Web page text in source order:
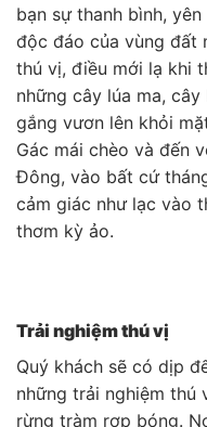
bạn sự thanh bình,
độc đáo của vùng đất
thú vị, điều mới lạ khi
những cây lúa ma,
gắng vươn lên khỏi
Gác mái chèo và đến
Đông, vào bất cứ
cảm giác như lạc vào
thơm kỳ ảo.
Trải nghiệm thú vị
Quý khách sẽ có dịp
những trải nghiệm thú
rừng tràm rợp bóng.